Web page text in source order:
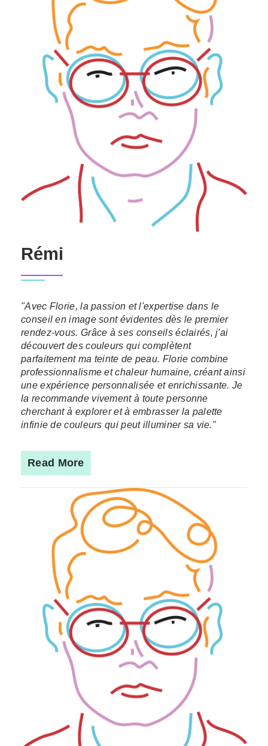
Rémi
"Avec Florie, la passion et l'expertise dans le
conseil en image sont évidentes dès le premier
rendez-vous. Grâce à ses conseils éclairés, j'ai
découvert des couleurs qui complètent
parfaitement ma teinte de peau. Florie combine
professionnalisme et chaleur humaine, créant ainsi
une expérience personnalisée et enrichissante. Je
la recommande vivement à toute personne
cherchant à explorer et à embrasser la palette
infinie de couleurs qui peut illuminer sa vie."
Read More